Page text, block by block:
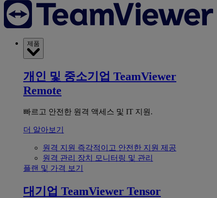
제품
개인 및 중소기업 TeamViewer
Remote
빠르고 안전한 원격 액세스 및 IT 지원.
더 알아보기
원격 지원 즉각적이고 안전한 지원 제공
원격 관리 장치 모니터링 및 관리
플랜 및 가격 보기
대기업 TeamViewer Tensor